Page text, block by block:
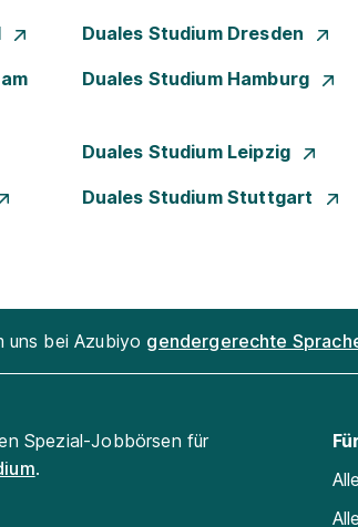
Duales Studium Dresden
Duales Studium Hamburg
Duales Studium Leipzig
Duales Studium Stuttgart
uns bei Azubiyo gendergerechte
Spezial-Jobbörsen für
.